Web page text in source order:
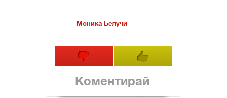
Моника Белучи
Коментирай